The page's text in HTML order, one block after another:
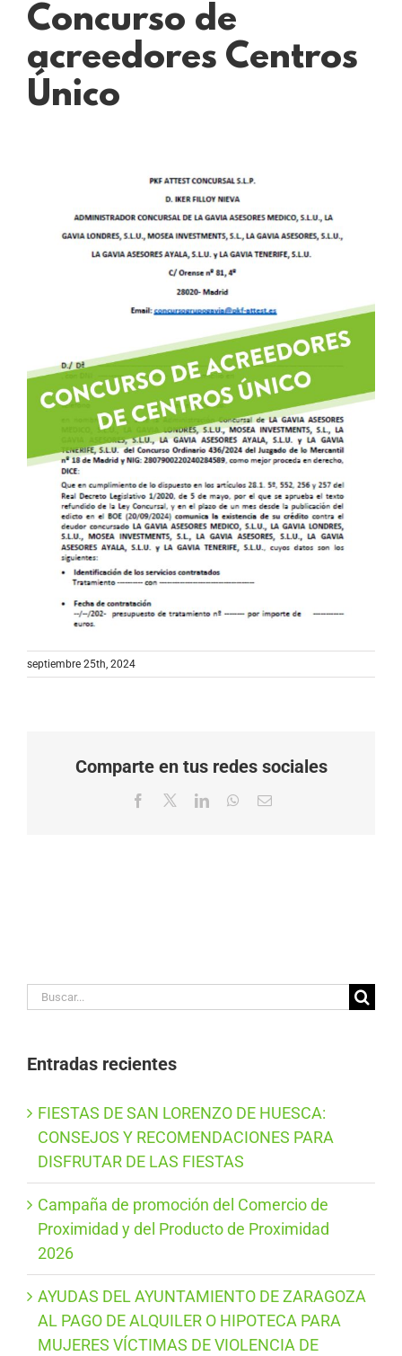
Concurso de
acreedores Centros
Único
grande
septiembre 25th, 2024
Comparte en tus redes sociales
Facebook LinkedInWhatsApp
Correo
Buscar:
Entradas recientes
FIESTAS DE SAN LORENZO DE HUESCA:
CONSEJOS Y RECOMENDACIONES PARA
DISFRUTAR DE LAS FIESTAS
Campaña de promoción del Comercio de
Proximidad y del Producto de Proximidad
2026
AYUDAS DEL AYUNTAMIENTO DE ZARAGOZA
AL PAGO DE ALQUILER O HIPOTECA PARA
MUJERES VÍCTIMAS DE VIOLENCIA DE